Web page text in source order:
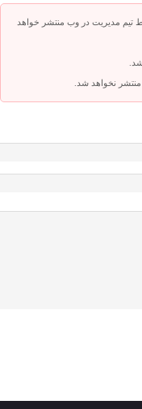
تیم مدیریت در وب منتشر خواهد
منتشر نخواهد شد.